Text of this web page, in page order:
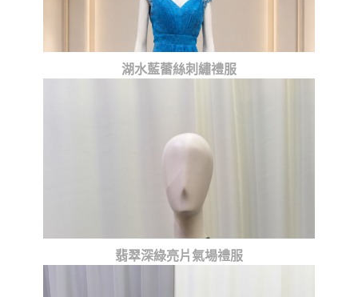
湖水藍蕾絲刺繡禮服
翡翠深綠亮片氣場禮服